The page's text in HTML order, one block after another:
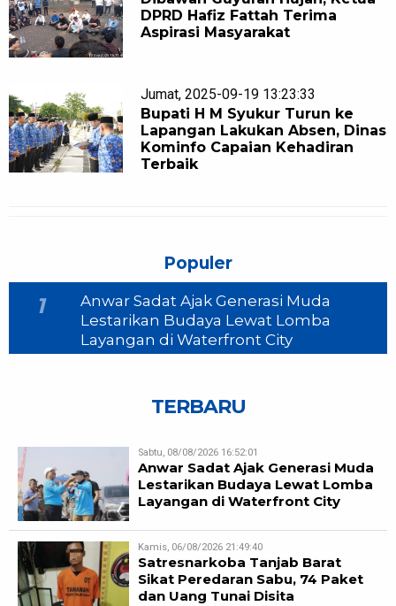
DPRD Hafiz Fattah Terima
Aspirasi Masyarakat
Jumat, 2025-09-19 13:23:33
Bupati H M Syukur Turun ke
Lapangan Lakukan Absen, Dinas
Kominfo Capaian Kehadiran
Terbaik
Populer
1
Anwar Sadat Ajak Generasi Muda
Lestarikan Budaya Lewat Lomba
Layangan di Waterfront City
TERBARU
Sabtu, 08/08/2026 16:52:01
Anwar Sadat Ajak Generasi Muda
Lestarikan Budaya Lewat Lomba
Layangan di Waterfront City
Kamis, 06/08/2026 21:49:40
Satresnarkoba Tanjab Barat
Sikat Peredaran Sabu, 74 Paket
dan Uang Tunai Disita